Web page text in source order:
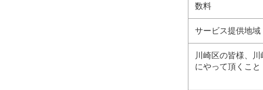
数料
サービス提供地域
川崎区の皆様、
にやって頂くこと